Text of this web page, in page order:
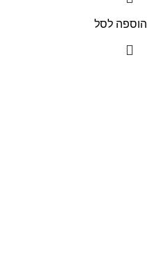
הוספה לסל